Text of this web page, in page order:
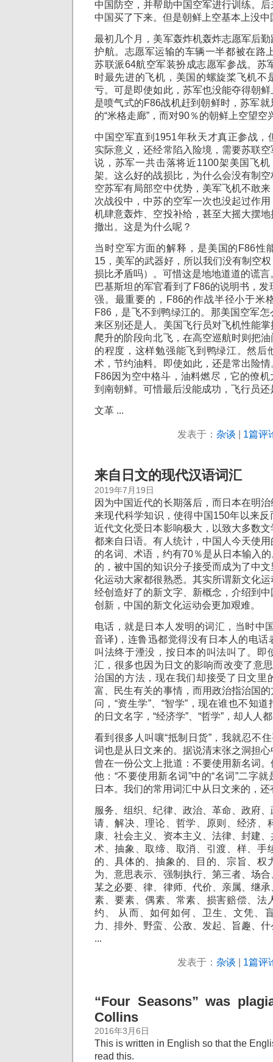
中国防空，并帮助中国空军进行训练。
中国买了下来。但是朝鲜上空基本上没
最初几个月，美军轰炸机轰炸志愿军后
护航。志愿军运输的车辆一半都被在路
苏联派64航空军装扮成志愿军参战。苏
时最先进的飞机，美国的螺旋桨飞机不
亏。可是即使如此，苏军也没能夺得朝
是喷气式的F86战机赶到朝鲜时，苏军
的“米格走廊”，而对90％的朝鲜上空望空
中国空军直到1951年秋天才真正参战，
实际意义，还经常陷入险境，需要苏联
说，苏军一共击落将近1100架美国飞
架。这么好的战损比，为什么会没有制
空苏军有局部空中优势，美军飞机不敢
次战役中，中苏的空军一次也没起过作
机肆意轰炸、空投补给，甚至大摇大摆
撤出。这是为什么呢？
当时空军方面的解释，是美国的F86性
15，美军的武器好，所以我们没有制空
损比矛盾吗）。可惜这是地地道道的谎
巴基斯坦的军官看到了F86的说明书，
强。最重要的，F86的作战半径小于米
F86，是飞不到鸭绿江的。那美国空军
来区别还是人。美国飞行员对飞机性能
爬升的阶段向北飞，在高空巡航时则把
的程度，这样勉强能飞到鸭绿江。然后
术，节约油料。即使如此，还是常出险
F86因为空中格斗，油料燃尽，它的僚
到南朝鲜。可惜最后没能成功，飞行员
文革 ...
发表于： 杂谈 1篇评
来自日文的现代汉语词汇
2019年7月19日
因为中国近代的长期落后，而日本在明
来现代科学知识，使得中国150年以来
近代文化受日本影响极大，以致大多数
都来自日语。有人统计，中国人今天使
的名词、术语，约有70％是从日本输入
的，被中国的知识分子接受而成为了中
化运动大家都很熟悉。其实所谓新文化
经创造好了的新文字、新概念，介绍到
创新，中国的新文化运动会更加艰难。
电话，就是日本人发明的词汇，当时中
音译)，连鲁迅都觉得没有日本人的电话
叫法终于湮没，按日本的叫法叫了。即
汇，很多也因为日文的影响而改变了意
治国的方法，现在我们却接受了日文里
富、民生有关的事情，而用政治指治国
问，“资生学”、“智学”，现在谁也不知
的日文名字，“经济学”、“哲学”，却人人
看到很多人叫嚷“抵制日货”，我就忍不
词也是从日文来的。据说清末张之洞担
曾在一份公文上批道：不要使用新名词
他：“不要使用新名词”中的“名词”二字
日本。我们的常用词汇中从日文来的，还
服务、组织、纪律、政治、革命、政府
请、解决、理论、哲学、原则、经济、
康、社会主义、资本主义、法律、封建
术、抽象、取缔、取消、引渡、样、手
的、具体的、抽象的、目的、宗旨、权
为、意思表示、强制执行、第三者、场
某之必要、律、律师、代价、亲属、继
素、要素、偶素、常素、损害赔偿、法
约、 从而、如何如何、卫生、文凭、
力、排外、野蛮、公敌、发起、旨趣、
...
发表于： 杂谈 1篇评
“Four Seasons” was
Collins
2016年3月6日
This is written in English so that the
read this.